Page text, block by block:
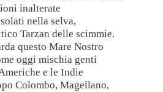
inalterate
nella selva,
Tarzan delle scimmie.
questo Mare Nostro
oggi mischia genti
e le Indie
Colombo, Magellano,